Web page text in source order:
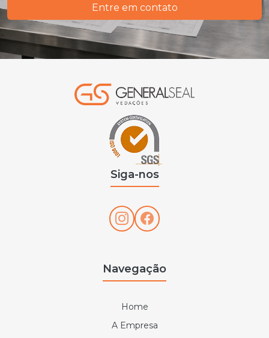
Sanfona
Sede de válvula borboleta
Entre em contato
Siga-nos
Navegação
Home
A Empresa